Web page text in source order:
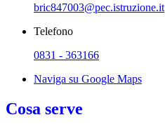
bric847003@pec.istruzione.it
Telefono
0831 - 363166
Naviga su Google Maps
Cosa serve